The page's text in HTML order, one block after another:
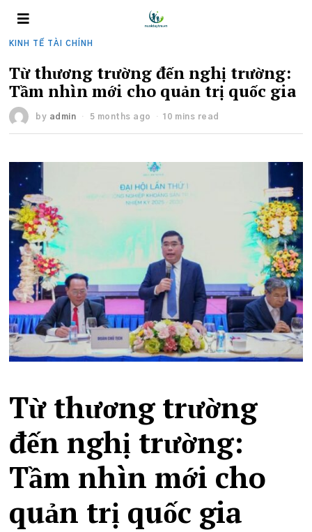
KINH TẾ TÀI CHÍNH
Từ thương trường đến nghị trường:
Tầm nhìn mới cho quản trị quốc gia
by admin 5 months ago 10 mins read
Từ thương trường
đến nghị trường:
Tầm nhìn mới cho
quản trị quốc gia